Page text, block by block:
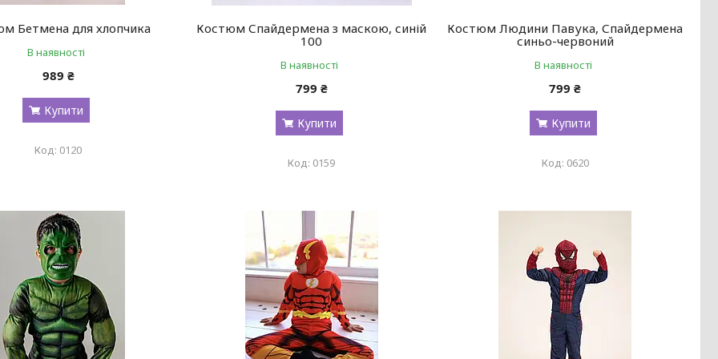
Бетмена для хлопчика
В наявності
989 ₴
Купити
0120
Костюм Спайдермена з маскою, синій
100
В наявності
799 ₴
Купити
0159
Костюм Людини Павука, Спайдермена
синьо-червоний
В наявності
799 ₴
Купити
0620